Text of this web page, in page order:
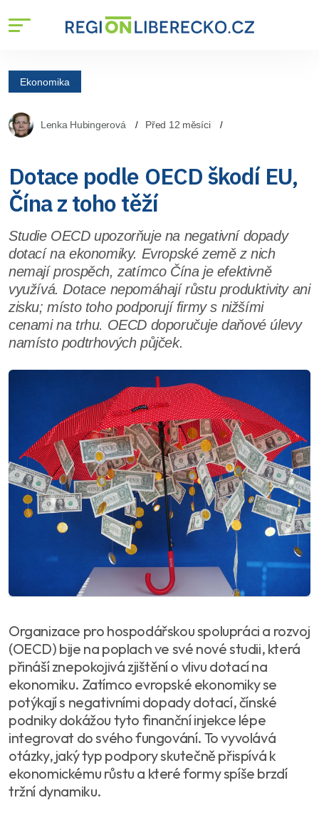
Ekonomika
Lenka Hubingerová Před 12 měsíci
Dotace podle OECD škodí EU,
Čína z toho těží
Studie OECD upozorňuje na negativní dopady
dotací na ekonomiky. Evropské země z nich
nemají prospěch, zatímco Čína je efektivně
využívá. Dotace nepomáhají růstu produktivity ani
zisku; místo toho podporují firmy s nižšími
cenami na trhu. OECD doporučuje daňové úlevy
namísto podtrhových půjček.
Organizace pro hospodářskou spolupráci a rozvoj
(OECD) bije na poplach ve své nové studii, která
přináší znepokojivá zjištění o vlivu dotací na
ekonomiku. Zatímco evropské ekonomiky se
potýkají s negativními dopady dotací, čínské
podniky dokážou tyto finanční injekce lépe
integrovat do svého fungování. To vyvolává
otázky, jaký typ podpory skutečně přispívá k
ekonomickému růstu a které formy spíše brzdí
tržní dynamiku.